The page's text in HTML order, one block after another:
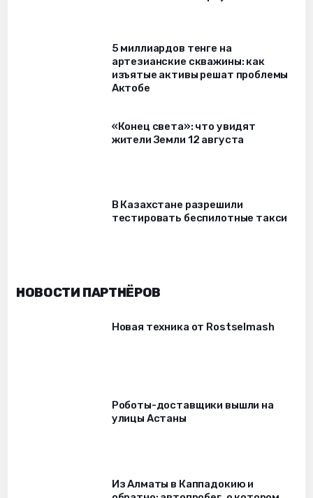
5 миллиардов тенге на
артезианские скважины: как
изъятые активы решат проблемы
Актобе
«Конец света»: что увидят
жители Земли 12 августа
В Казахстане разрешили
тестировать беспилотные такси
НОВОСТИ ПАРТНЁРОВ
Новая техника от Rostselmash
Роботы-доставщики вышли на
улицы Астаны
Из Алматы в Каппадокию и